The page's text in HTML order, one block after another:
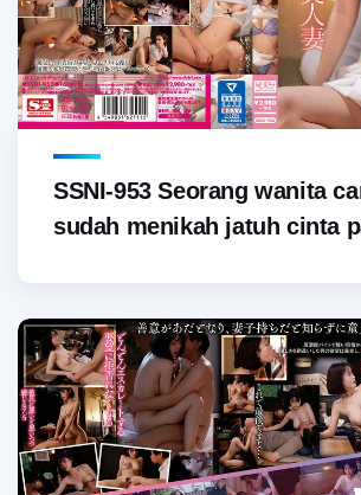
SSNI-953 Seorang wanita
sudah menikah jatuh cinta